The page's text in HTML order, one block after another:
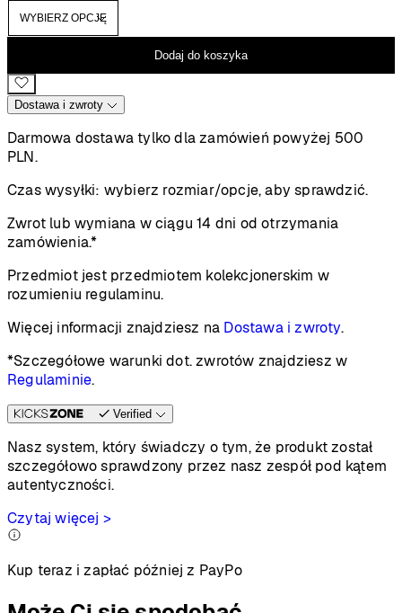
Dodaj do koszyka
Dostawa i zwroty
Darmowa dostawa tylko dla zamówień powyżej 500
PLN.
Czas wysyłki: wybierz rozmiar/opcje, aby sprawdzić.
Zwrot lub wymiana w ciągu 14 dni od otrzymania
zamówienia.*
Przedmiot jest przedmiotem kolekcjonerskim w
rozumieniu regulaminu.
Więcej informacji znajdziesz na Dostawa i zwroty.
*Szczegółowe warunki dot. zwrotów znajdziesz w
Regulaminie.
Verified
Nasz system, który świadczy o tym, że produkt został
szczegółowo sprawdzony przez nasz zespół pod kątem
autentyczności.
Czytaj więcej >
Kup teraz i zapłać później z PayPo